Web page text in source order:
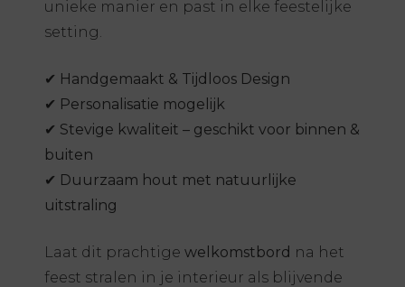
unieke manier en past in elke feestelijke
setting.
✔ Handgemaakt & Tijdloos Design
✔ Personalisatie mogelijk
✔ Stevige kwaliteit – geschikt voor binnen &
buiten
✔ Duurzaam hout met natuurlijke
uitstraling
Laat dit prachtige welkomstbord na het
feest stralen in je interieur als blijvende